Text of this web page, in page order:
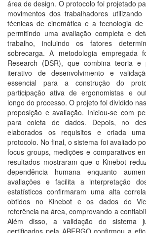
área de design. O protocolo foi projetado
movimentos dos trabalhadores
técnicas de cinemática e a tecnologia de
permitindo uma avaliação completa e
trabalho, incluindo os fatores
sobrecarga. A metodologia empregada
Research (DSR), que combina teoria
iterativo de desenvolvimento e
essencial para a construção do
participação ativa de ergonomistas e
longo do processo. O projeto foi dividido
proposição e avaliação. Iniciou-se com
para coleta de dados. Depois, no
elaborados os requisitos e criada
protocolo. No final, o sistema foi avaliado
focus groups, medições e comparativos
resultados mostraram que o Kinebot
dependência humana enquanto
avaliações e facilita a interpretação
estatísticos confirmaram uma alta
obtidos no Kinebot e os dados do
referência na área, comprovando a
Além disso, a validação do sistema
certificados pela ABERGO confirmou a